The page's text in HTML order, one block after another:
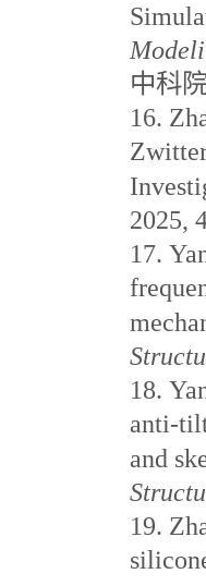
中科
16.
2025,
17.
18.
anti-
and
19.